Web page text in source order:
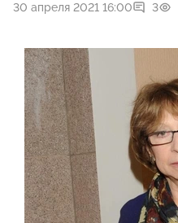
30 апреля 2021 16:00 3